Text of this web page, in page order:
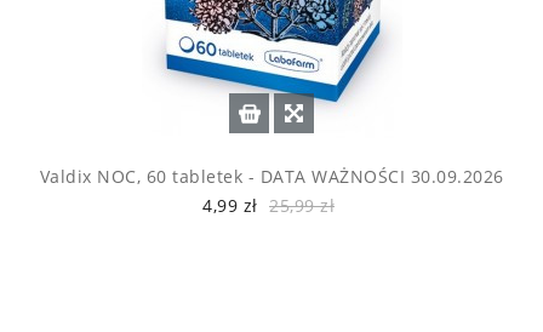
Valdix NOC, 60 tabletek - DATA WAŻNOŚCI 30.09.2026
4,99 zł 25,99 zł